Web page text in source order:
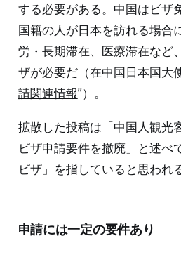
する必要がある。中国はビザ
国籍の人が日本を訪れる場合
労・長期滞在、医療滞在など
ザが必要だ（在中国日本国大
請関連情報”）。
拡散した投稿は「中国人観光
ビザ申請要件を撤廃」と述べ
ビザ」を指していると思われる
申請には一定の要件あり